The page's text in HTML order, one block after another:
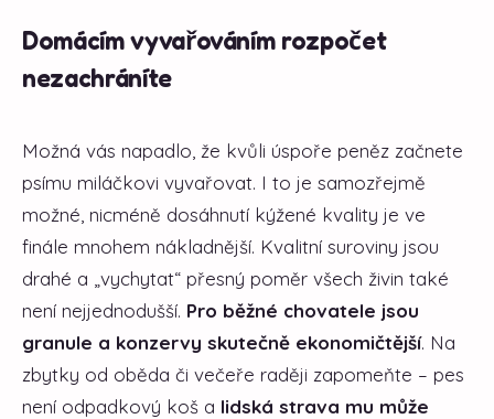
Domácím vyvařováním rozpočet
nezachráníte
Možná vás napadlo, že kvůli úspoře peněz začnete
psímu miláčkovi vyvařovat. I to je samozřejmě
možné, nicméně dosáhnutí kýžené kvality je ve
finále mnohem nákladnější. Kvalitní suroviny jsou
drahé a „vychytat“ přesný poměr všech živin také
není nejjednodušší. Pro běžné chovatele jsou
granule a konzervy skutečně ekonomičtější. Na
zbytky od oběda či večeře raději zapomeňte – pes
není odpadkový koš a lidská strava mu může